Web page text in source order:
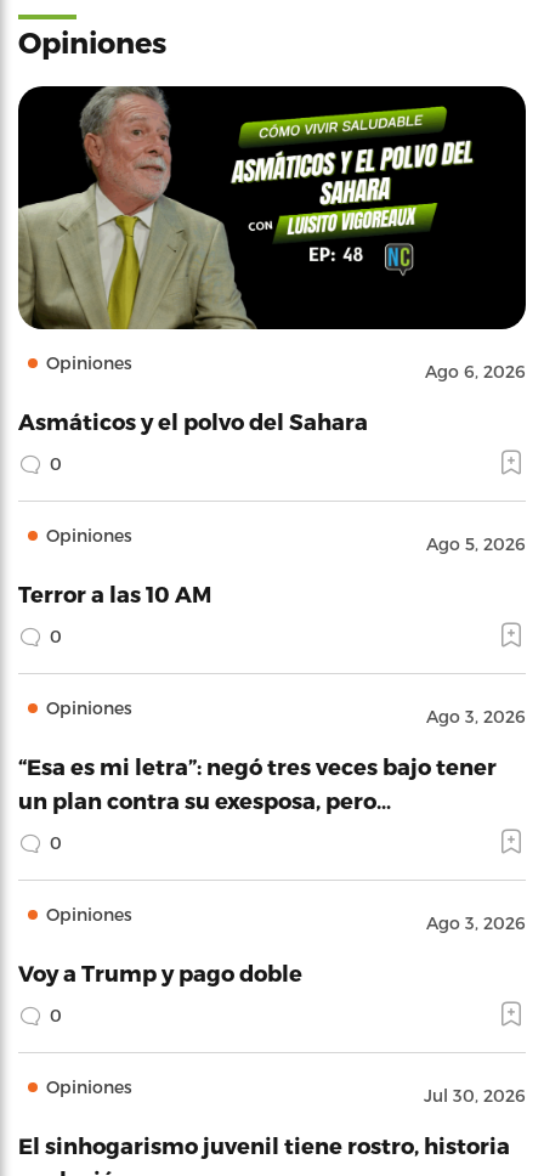
Opiniones
Opiniones Ago 6, 2026
Asmáticos y el polvo del Sahara
0
Opiniones Ago 5, 2026
Terror a las 10 AM
0
Opiniones Ago 3, 2026
“Esa es mi letra”: negó tres veces bajo tener
un plan contra su exesposa, pero…
0
Opiniones Ago 3, 2026
Voy a Trump y pago doble
0
Opiniones Jul 30, 2026
El sinhogarismo juvenil tiene rostro, historia